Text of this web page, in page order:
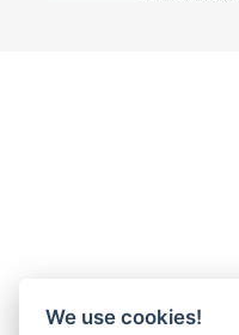
We use cookies!